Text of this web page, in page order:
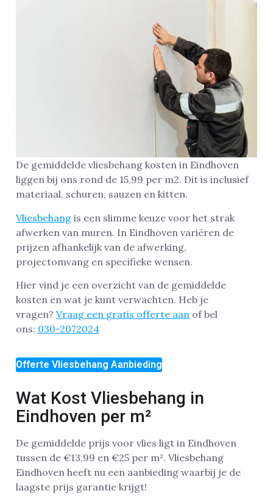
De gemiddelde vliesbehang kosten in Eindhoven
liggen bij ons rond de 15,99 per m2. Dit is inclusief
materiaal, schuren, sauzen en kitten.
Vliesbehang is een slimme keuze voor het strak
afwerken van muren. In Eindhoven variëren de
prijzen afhankelijk van de afwerking,
projectomvang en specifieke wensen.
Hier vind je een overzicht van de gemiddelde
kosten en wat je kunt verwachten. Heb je
vragen? Vraag een gratis offerte aan of bel
ons: 030-2072024
Offerte Vliesbehang Aanbieding
Wat Kost Vliesbehang in
Eindhoven per m²
De gemiddelde prijs voor vlies ligt in Eindhoven
tussen de €13,99 en €25 per m². Vliesbehang
Eindhoven heeft nu een aanbieding waarbij je de
laagste prijs garantie krijgt!